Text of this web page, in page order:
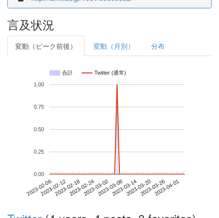
言及状況
変動（ピーク前後） 変動（月別） 分布
合計 Twitter (通常)
2023-02-062023-02-122023-02-182023-02-242023-03-022023-03-082023-03-142023-03-202023-03-262023-04-01
0.00
0.25
0.50
0.75
1.00